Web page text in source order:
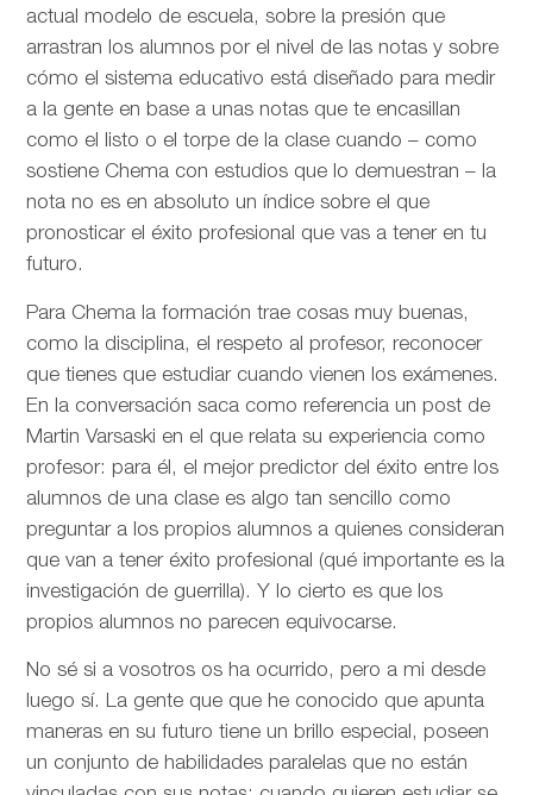
actual modelo de escuela, sobre la presión que
arrastran los alumnos por el nivel de las notas y sobre
cómo el sistema educativo está diseñado para medir
a la gente en base a unas notas que te encasillan
como el listo o el torpe de la clase cuando – como
sostiene Chema con estudios que lo demuestran – la
nota no es en absoluto un índice sobre el que
pronosticar el éxito profesional que vas a tener en tu
futuro.
Para Chema la formación trae cosas muy buenas,
como la disciplina, el respeto al profesor, reconocer
que tienes que estudiar cuando vienen los exámenes.
En la conversación saca como referencia un post de
Martin Varsaski en el que relata su experiencia como
profesor: para él, el mejor predictor del éxito entre los
alumnos de una clase es algo tan sencillo como
preguntar a los propios alumnos a quienes consideran
que van a tener éxito profesional (qué importante es la
investigación de guerrilla). Y lo cierto es que los
propios alumnos no parecen equivocarse.
No sé si a vosotros os ha ocurrido, pero a mi desde
luego sí. La gente que que he conocido que apunta
maneras en su futuro tiene un brillo especial, poseen
un conjunto de habilidades paralelas que no están